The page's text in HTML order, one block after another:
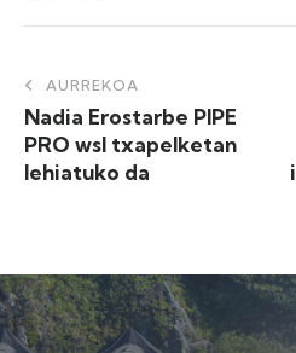
AURREKOA
Nadia Erostarbe PIPE
PRO wsl txapelketan
lehiatuko da